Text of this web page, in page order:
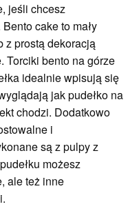
jeśli chcesz
cake to mały
z prostą dekoracją
Torciki bento na górze
idealnie wpisują się
jak pudełko na
chodzi. Dodatkowo
i
są z pulpy z
możesz
ale też inne